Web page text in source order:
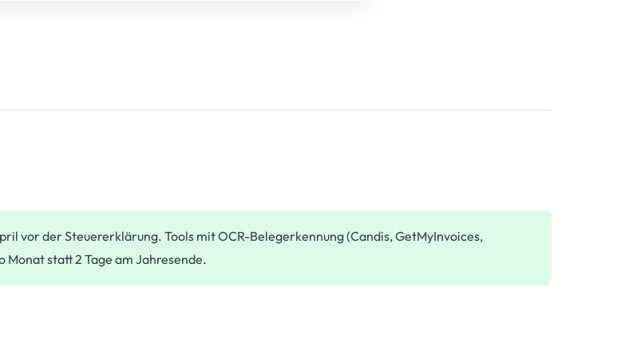
vor der Steuererklärung. Tools mit OCR-Belegerkennung (Candis, GetMyInvoices,
Monat statt 2 Tage am Jahresende.